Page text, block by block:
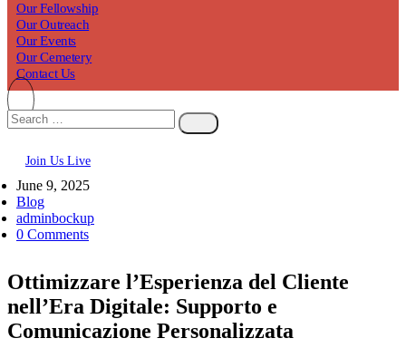
Our Fellowship
Our Outreach
Our Events
Our Cemetery
Contact Us
Join Us Live
June 9, 2025
Blog
adminbockup
0 Comments
Ottimizzare l’Esperienza del Cliente
nell’Era Digitale: Supporto e
Comunicazione Personalizzata